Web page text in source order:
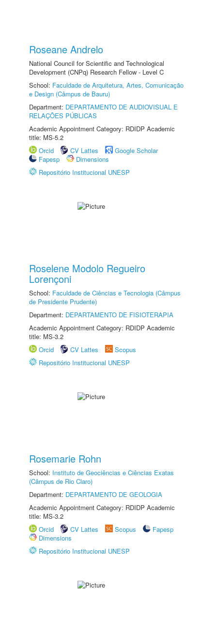
Roseane Andrelo
National Council for Scientific and Technological
Development (CNPq) Research Fellow - Level C
School: Faculdade de Arquitetura, Artes, Comunicação
e Design (Câmpus de Bauru)
Department: DEPARTAMENTO DE AUDIOVISUAL E
RELAÇÕES PÚBLICAS
Academic Appointment Category: RDIDP Academic
title: MS-5.2
Orcid
CV Lattes
Google Scholar
Fapesp
Dimensions
Repositório Institucional UNESP
Roselene Modolo Regueiro
Lorençoni
School: Faculdade de Ciências e Tecnologia (Câmpus
de Presidente Prudente)
Department: DEPARTAMENTO DE FISIOTERAPIA
Academic Appointment Category: RDIDP Academic
title: MS-3.2
Orcid
CV Lattes
Scopus
Repositório Institucional UNESP
Rosemarie Rohn
School: Instituto de Geociências e Ciências Exatas
(Câmpus de Rio Claro)
Department: DEPARTAMENTO DE GEOLOGIA
Academic Appointment Category: RDIDP Academic
title: MS-3.2
Orcid
CV Lattes Scopus
Fapesp
Dimensions
Repositório Institucional UNESP